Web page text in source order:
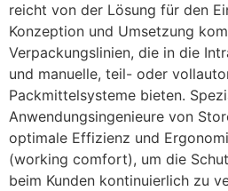
reicht von der Lösung für den
Konzeption und Umsetzung
Verpackungslinien, die in die
und manuelle, teil- oder
Packmittelsysteme bieten.
Anwendungsingenieure von
optimale Effizienz und
(working comfort), um die
beim Kunden kontinuierlich zu